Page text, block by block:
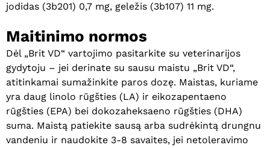
jodidas (3b201) 0,7 mg, geležis (3b107) 11 mg.
Maitinimo normos
Dėl „Brit VD“ vartojimo pasitarkite su veterinarijos
gydytoju – jei derinate su sausu maistu „Brit VD“,
atitinkamai sumažinkite paros dozę. Maistas, kuriame
yra daug linolo rūgšties (LA) ir eikozapentaeno
rūgšties (EPA) bei dokozaheksaeno rūgšties (DHA)
suma. Maistą patiekite sausą arba sudrėkintą drungnu
vandeniu ir naudokite 3-8 savaites, jei netoleravimo